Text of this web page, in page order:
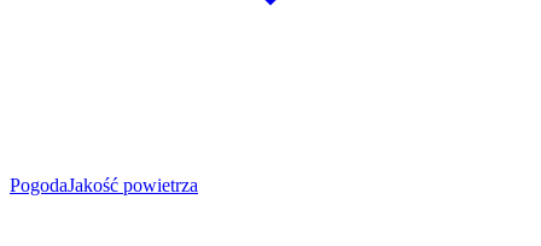
PogodaJakość powietrza